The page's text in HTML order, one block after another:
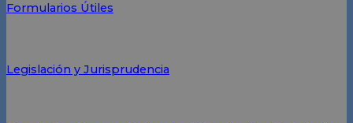
Formularios Útiles
Legislación y Jurisprudencia